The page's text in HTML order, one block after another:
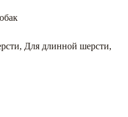
, Для длинной шерсти,